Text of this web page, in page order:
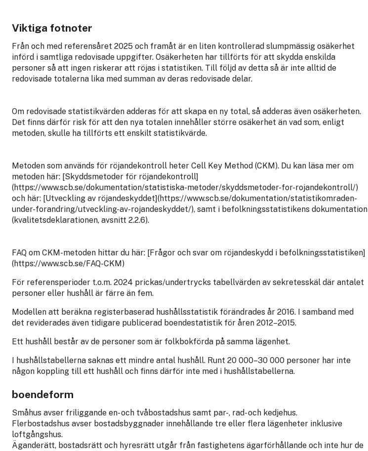
Viktiga fotnoter
Från och med referensåret 2025 och framåt är en liten kontrollerad slumpmässig osäkerhet
införd i samtliga redovisade uppgifter. Osäkerheten har tillförts för att skydda enskilda
personer så att ingen riskerar att röjas i statistiken. Till följd av detta så är inte alltid de
redovisade totalerna lika med summan av deras redovisade delar.
Om redovisade statistikvärden adderas för att skapa en ny total, så adderas även osäkerheten.
Det finns därför risk för att den nya totalen innehåller större osäkerhet än vad som, enligt
metoden, skulle ha tillförts ett enskilt statistikvärde.
Metoden som används för röjandekontroll heter Cell Key Method (CKM). Du kan läsa mer om
metoden här: [Skyddsmetoder för röjandekontroll]
(https://www.scb.se/dokumentation/statistiska-metoder/skyddsmetoder-for-rojandekontroll/)
och här: [Utveckling av röjandeskyddet](https://www.scb.se/dokumentation/statistikomraden-
under-forandring/utveckling-av-rojandeskyddet/), samt i befolkningsstatistikens dokumentation
(kvalitetsdeklarationen, avsnitt 2.2.6).
FAQ om CKM-metoden hittar du här: [Frågor och svar om röjandeskydd i befolkningsstatistiken]
(https://www.scb.se/FAQ-CKM)
För referensperioder t.o.m. 2024 prickas/undertrycks tabellvärden av sekretesskäl där antalet
personer eller hushåll är färre än fem.
Modellen att beräkna registerbaserad hushållsstatistik förändrades år 2016. I samband med
det reviderades även tidigare publicerad boendestatistik för åren 2012–2015.
Ett hushåll består av de personer som är folkbokförda på samma lägenhet.
I hushållstabellerna saknas ett mindre antal hushåll. Runt 20 000–30 000 personer har inte
någon koppling till ett hushåll och finns därför inte med i hushållstabellerna.
boendeform
Småhus avser friliggande en- och tvåbostadshus samt par-, rad- och kedjehus.
Flerbostadshus avser bostadsbyggnader innehållande tre eller flera lägenheter inklusive
loftgångshus.
Äganderätt, bostadsrätt och hyresrätt utgår från fastighetens ägarförhållande och inte hur de